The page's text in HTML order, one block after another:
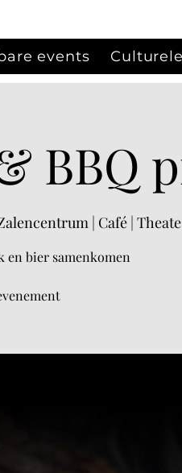
events
BBQ
| Café | Theate
en bier samenkomen